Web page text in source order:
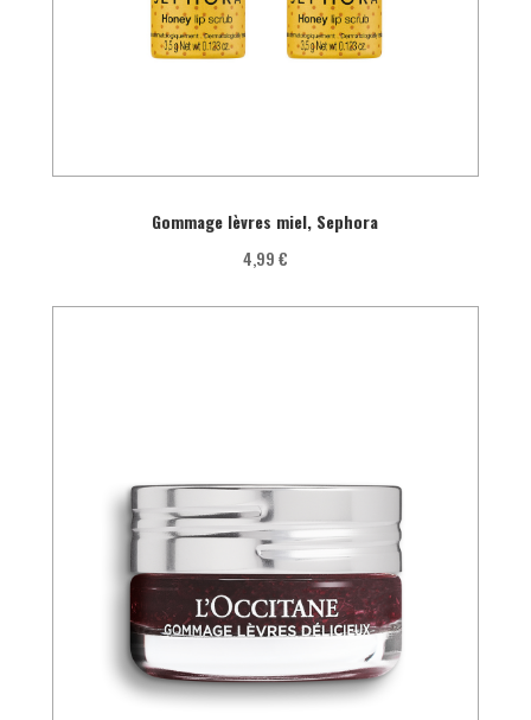
Gommage lèvres miel, Sephora
4,99 €